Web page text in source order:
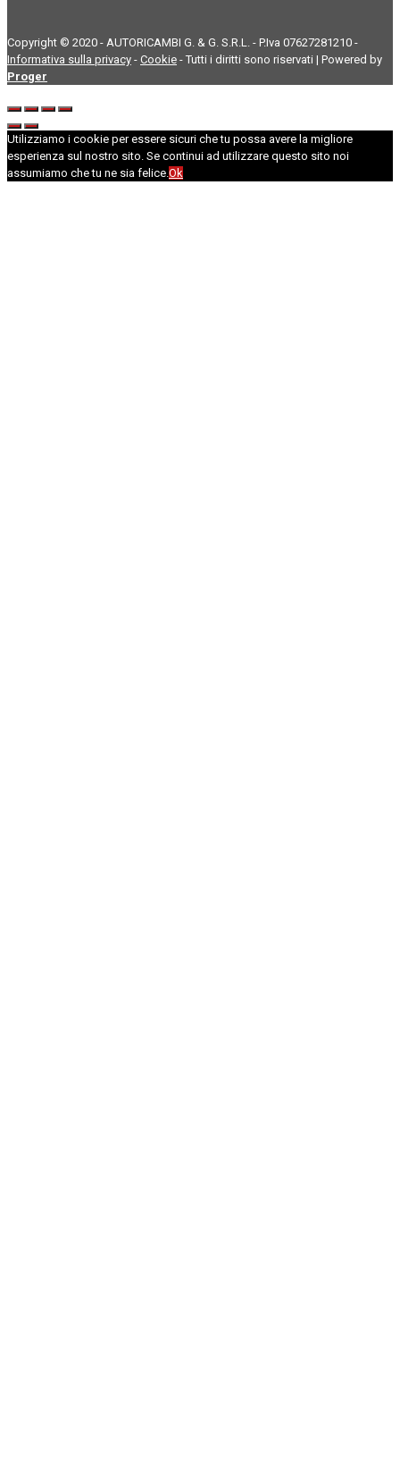
Copyright © 2020 - AUTORICAMBI G. & G. S.R.L. - P.Iva 07627281210 -
Informativa sulla privacy - Cookie - Tutti i diritti sono riservati | Powered by
Proger
Utilizziamo i cookie per essere sicuri che tu possa avere la migliore
esperienza sul nostro sito. Se continui ad utilizzare questo sito noi
assumiamo che tu ne sia felice.Ok